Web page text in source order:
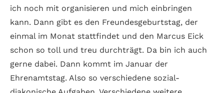
ich noch mit organisieren und mich einbringen
kann. Dann gibt es den Freundesgeburtstag, der
einmal im Monat stattfindet und den Marcus Eick
schon so toll und treu durchträgt. Da bin ich auch
gerne dabei. Dann kommt im Januar der
Ehrenamtstag. Also so verschiedene sozial-